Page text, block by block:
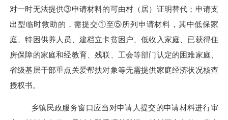
对一时无法提供③申请材料的可由村（居）证明替代；申请支
出型临时救助的，需提交①至⑤所列申请材料，其中低保家
庭、特困供养人员、建档立卡贫困户、低收入家庭、已获得住
房保障的家庭和经教育、残联、工会等部门认定的困难家庭、
省级基层干部重点关爱帮扶对象等无需提供家庭经济状况核查
授权书。
乡镇民政服务窗口应当对申请人提交的申请材料进行审